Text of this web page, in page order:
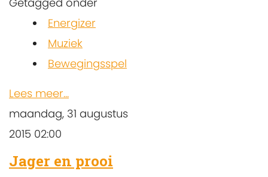
Energizer
Muziek
Bewegingsspel
Lees meer...
maandag, 31 augustus
2015 02:00
Jager en prooi